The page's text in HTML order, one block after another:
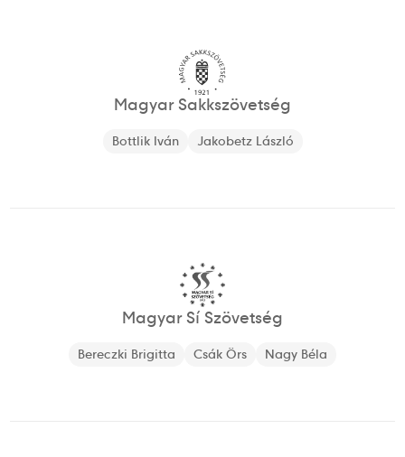
Magyar Sakkszövetség
Bottlik Iván Jakobetz László
Magyar Sí Szövetség
Bereczki Brigitta Csák Örs Nagy Béla